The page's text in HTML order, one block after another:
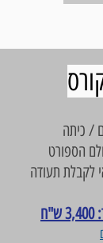
/ כיתה
הספורט